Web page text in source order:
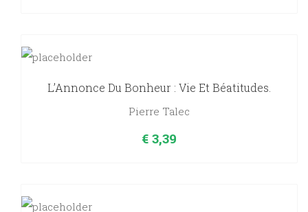
L’Annonce Du Bonheur : Vie Et Béatitudes.
Pierre Talec
€ 3,39